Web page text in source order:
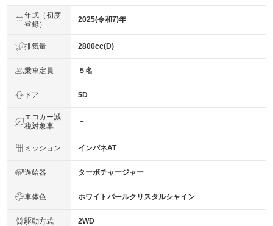
年式（初度
登録）
2025(令和7)年
排気量 2800cc(D)
乗車定員 ５名
ドア 5D
エコカー減
税対象車
－
ミッション インパネAT
過給器 ターボチャージャー
車体色 ホワイトパールクリスタルシャイン
駆動方式 2WD